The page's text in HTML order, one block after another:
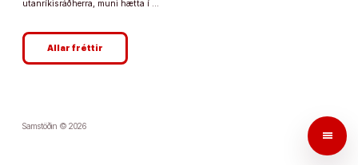
menu
utanríkisráðherra, muni hætta í …
Allar fréttir
Samstöðin © 2026